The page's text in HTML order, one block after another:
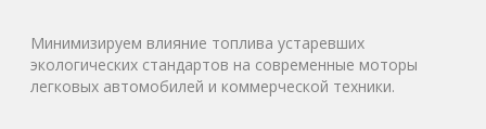
Минимизируем влияние топлива устаревших
экологических стандартов на современные моторы
легковых автомобилей и коммерческой техники.